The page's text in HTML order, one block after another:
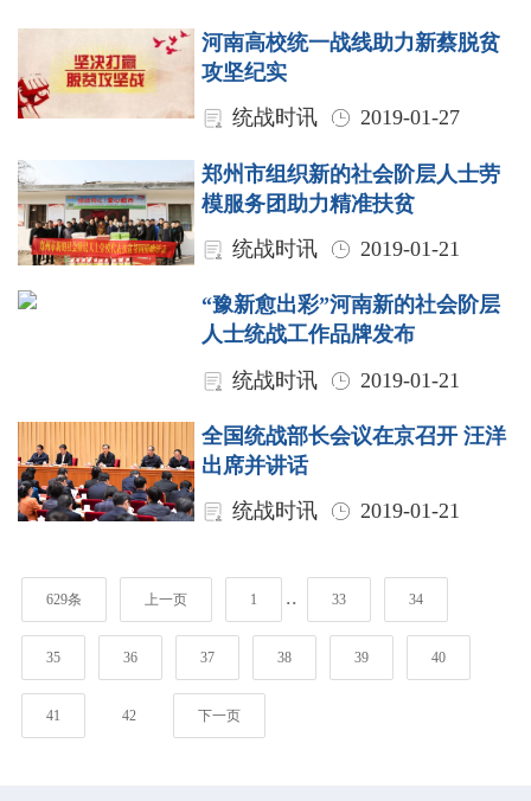
河南高校统一战线助力新蔡脱贫
攻坚纪实
统战时讯
2019-01-27
郑州市组织新的社会阶层人士劳
模服务团助力精准扶贫
统战时讯
2019-01-21
“豫新愈出彩”河南新的社会阶层
人士统战工作品牌发布
统战时讯
2019-01-21
全国统战部长会议在京召开 汪洋
出席并讲话
统战时讯
2019-01-21
629条 上一页 1 .. 33 34
35 36 37 38 39 40
41 42 下一页